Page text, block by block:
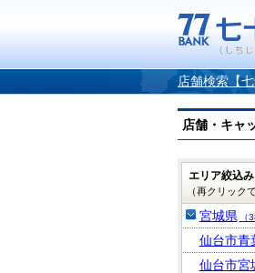
店舗検索【
店舗・キャ
エリア絞込み
（再クリック
宮城県 （
仙台市青
仙台市宮